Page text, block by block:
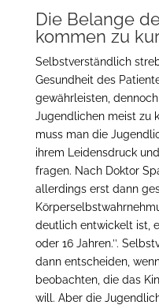
Die Belange
kommen zu
Selbstverständlich
Gesundheit des
gewährleisten,
Jugendlichen meist zu
muss man die
ihrem Leidensdruck
fragen. Nach Doktor
allerdings erst dann
deutlich entwickelt ist,
oder 16 Jahren.’’.
dann entscheiden,
beobachten, die das
will. Aber die